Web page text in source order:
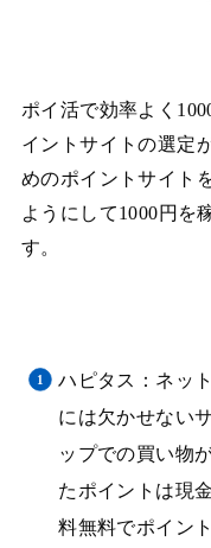
ポイ活で効率よく
イントサイトの選定
めのポイントサイト
ようにして1000円を
す。
ハピタス：ネッ
には欠かせない
ップでの買い物
たポイントは現
料無料でポイン